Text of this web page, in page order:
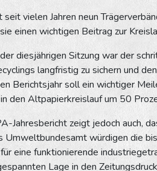
vielen Jahren neun
einen wichtigen Beitrag zur
diesjährigen Sitzung war der
langfristig zu sichern und
Berichtsjahr soll ein wichtiger
den Altpapierkreislauf um 50
Jahresbericht zeigt jedoch auch,
Umweltbundesamt würdigen die
eine funktionierende
Lage in den